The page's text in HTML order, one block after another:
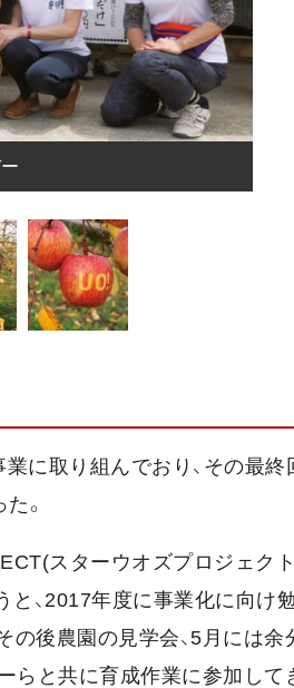
に取り組んでおり、その最
。
スターウオズプロジェク
、2017年度に事業化に向け
の後農園の見学会、5月には
らと共に育成作業に参加して